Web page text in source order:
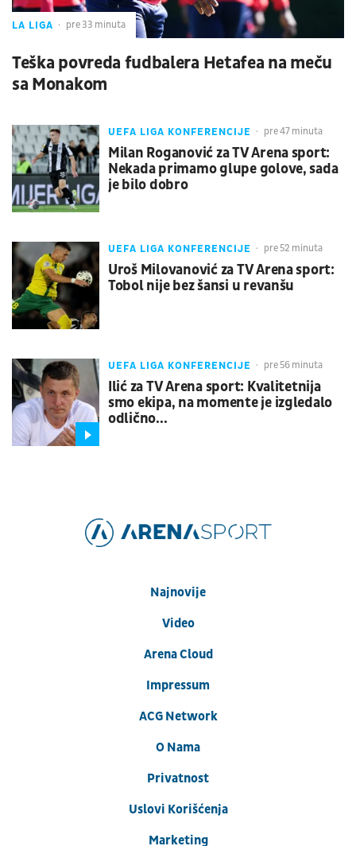
LA LIGA pre 33 minuta
Teška povreda fudbalera Hetafea na meču
sa Monakom
UEFA LIGA KONFERENCIJE pre 47 minuta
Milan Roganović za TV Arena sport:
Nekada primamo glupe golove, sada
je bilo dobro
UEFA LIGA KONFERENCIJE pre 52 minuta
Uroš Milovanović za TV Arena sport:
Tobol nije bez šansi u revanšu
UEFA LIGA KONFERENCIJE pre 56 minuta
Ilić za TV Arena sport: Kvalitetnija
smo ekipa, na momente je izgledalo
odlično...
Najnovije
Video
Arena Cloud
Impressum
ACG Network
O Nama
Privatnost
Uslovi Korišćenja
Marketing